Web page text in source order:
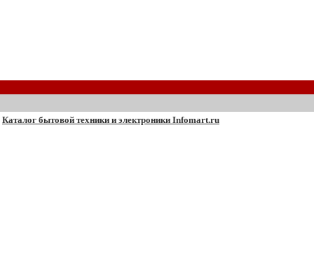
Каталог бытовой техники и электроники Infomart.ru